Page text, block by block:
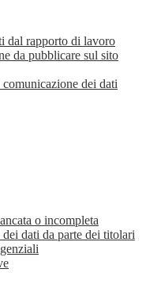
dal rapporto di lavoro
da pubblicare sul sito
dei dati
o incompleta
dati da parte dei titolari